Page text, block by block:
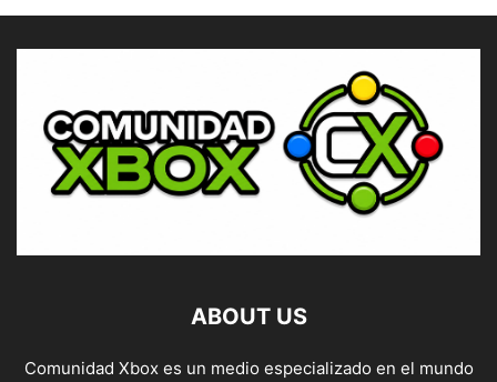
ABOUT US
Comunidad Xbox es un medio especializado en el mundo